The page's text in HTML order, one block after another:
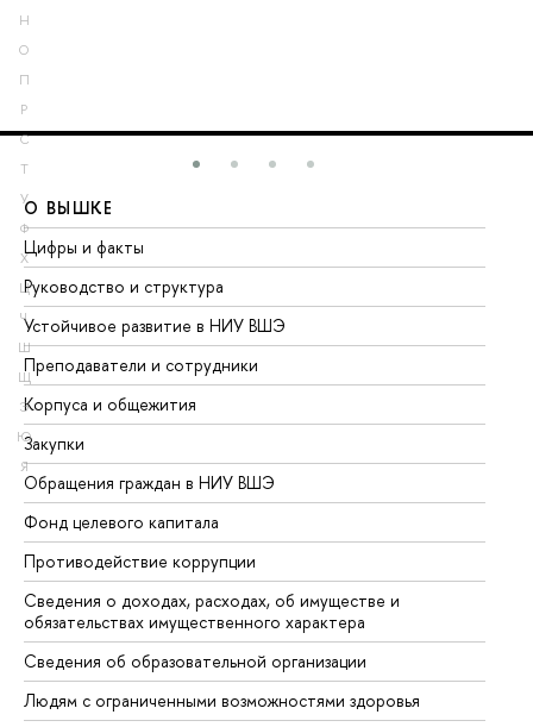
Н
О
П
Р
С
Т
У
Ф
Х
Ц
Ч
Ш
Щ
Э
Ю
Я
О ВЫШКЕ
Цифры и факты
Руководство и структура
Устойчивое развитие в НИУ ВШЭ
Преподаватели и сотрудники
Корпуса и общежития
Закупки
Обращения граждан в НИУ ВШЭ
Фонд целевого капитала
Противодействие коррупции
Сведения о доходах, расходах, об имуществе и
обязательствах имущественного характера
Сведения об образовательной организации
Людям с ограниченными возможностями здоровья